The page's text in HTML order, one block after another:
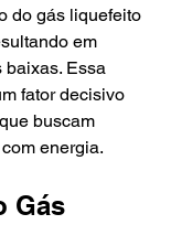
do gás liquefeito
em
baixas. Essa
fator decisivo
buscam
energia.
Gás